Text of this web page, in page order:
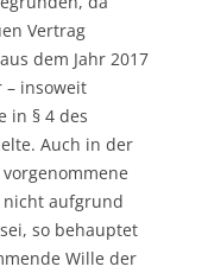
Vertrag
dem Jahr 2017
– insoweit
in § 4 des
Auch in der
nicht aufgrund
so behauptet
Wille der